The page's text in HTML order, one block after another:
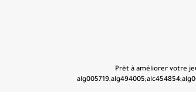
👋 Prêt à améliorer votre